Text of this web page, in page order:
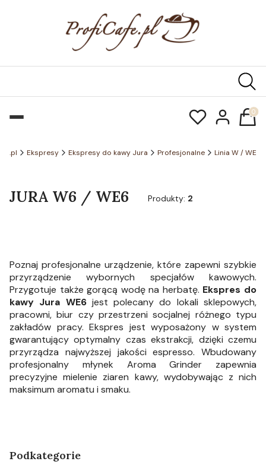
Ekspresy Ekspresy do kawy Jura Profesjonalne Linia W / WE
JURA W6 / WE6 Produkty: 2
Poznaj profesjonalne urządzenie, które zapewni szybkie
przyrządzenie wybornych specjałów kawowych.
Przygotuje także gorącą wodę na herbatę. Ekspres do
kawy Jura WE6jest polecany do lokali sklepowych,
pracowni, biur czy przestrzeni socjalnej różnego typu
zakładów pracy. Ekspres jest wyposażony w system
gwarantujący optymalny czas ekstrakcji, dzięki czemu
przyrządza najwyższej jakości espresso. Wbudowany
profesjonalny młynek Aroma Grinder zapewnia
precyzyjne mielenie ziaren kawy, wydobywając z nich
maksimum aromatu i smaku.
Podkategorie